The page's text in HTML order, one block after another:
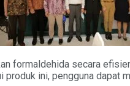
formaldehida secara
ini, pengguna dapat